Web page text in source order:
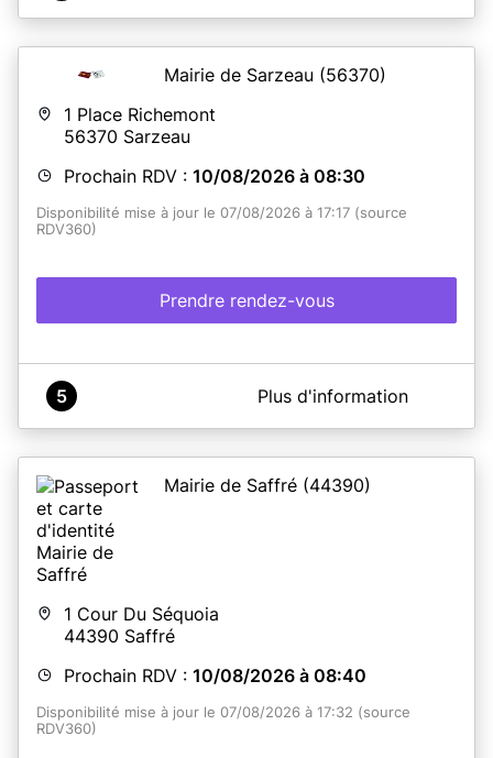
Mairie de Sarzeau (56370)
1 Place Richemont
56370 Sarzeau
Prochain RDV : 10/08/2026 à 08:30
Disponibilité mise à jour le 07/08/2026 à 17:17 (source
RDV360)
Prendre rendez-vous
A propos de Mairie de Sarzeau
En savoir plus
5 Plus d'information
Mairie de Saffré (44390)
1 Cour Du Séquoia
44390 Saffré
Prochain RDV : 10/08/2026 à 08:40
Disponibilité mise à jour le 07/08/2026 à 17:32 (source
RDV360)